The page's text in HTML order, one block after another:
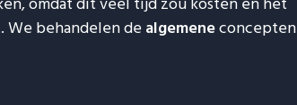
We behandelen de algemeneconcepten